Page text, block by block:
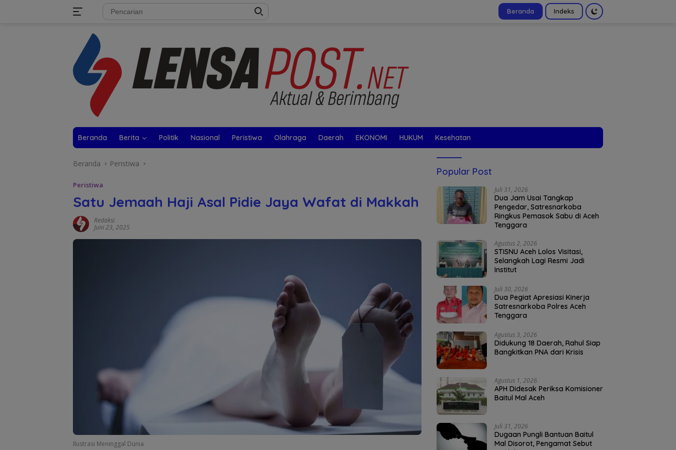
Beranda Indeks
Beranda Berita Politik Nasional Peristiwa Olahraga Daerah EKONOMI HUKUM Kesehatan
Beranda Peristiwa
Peristiwa
Satu Jemaah Haji Asal Pidie Jaya Wafat di Makkah
Redaksi
Juni 23, 2025
Ilustrasi Meninggal Dunia
Popular Post
Juli 31, 2026
Dua Jam Usai Tangkap
Pengedar, Satresnarkoba
Ringkus Pemasok Sabu di Aceh
Tenggara
Agustus 2, 2026
STISNU Aceh Lolos Visitasi,
Selangkah Lagi Resmi Jadi
Institut
Juli 30, 2026
Dua Pegiat Apresiasi Kinerja
Satresnarkoba Polres Aceh
Tenggara
Agustus 3, 2026
Didukung 18 Daerah, Rahul Siap
Bangkitkan PNA dari Krisis
Agustus 1, 2026
APH Didesak Periksa Komisioner
Baitul Mal Aceh
Juli 31, 2026
Dugaan Pungli Bantuan Baitul
Mal Disorot, Pengamat Sebut